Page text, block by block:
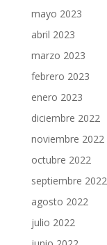
mayo 2023
abril 2023
marzo 2023
febrero 2023
enero 2023
diciembre 2022
noviembre 2022
octubre 2022
septiembre 2022
agosto 2022
julio 2022